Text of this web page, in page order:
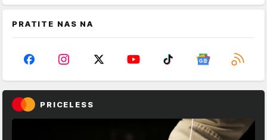
PRATITE NAS NA
PRICELESS